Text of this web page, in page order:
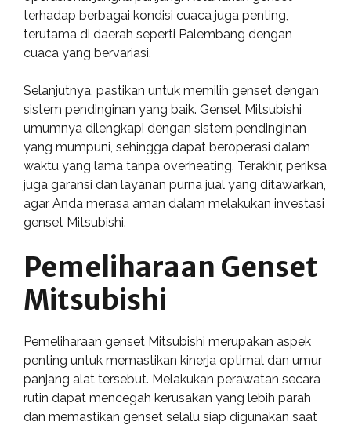
terhadap berbagai kondisi cuaca juga penting,
terutama di daerah seperti Palembang dengan
cuaca yang bervariasi.
Selanjutnya, pastikan untuk memilih genset dengan
sistem pendinginan yang baik. Genset Mitsubishi
umumnya dilengkapi dengan sistem pendinginan
yang mumpuni, sehingga dapat beroperasi dalam
waktu yang lama tanpa overheating. Terakhir, periksa
juga garansi dan layanan purna jual yang ditawarkan,
agar Anda merasa aman dalam melakukan investasi
genset Mitsubishi.
Pemeliharaan Genset
Mitsubishi
Pemeliharaan genset Mitsubishi merupakan aspek
penting untuk memastikan kinerja optimal dan umur
panjang alat tersebut. Melakukan perawatan secara
rutin dapat mencegah kerusakan yang lebih parah
dan memastikan genset selalu siap digunakan saat